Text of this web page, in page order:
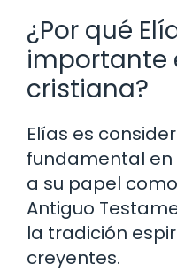
¿Por qué
importante
cristiana?
Elías es
fundamental
a su papel
Antiguo
la tradición
creyentes.